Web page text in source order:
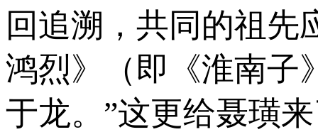
回追溯，共同的祖先
鸿烈》（即《淮南子
于龙。”这更给聂璜